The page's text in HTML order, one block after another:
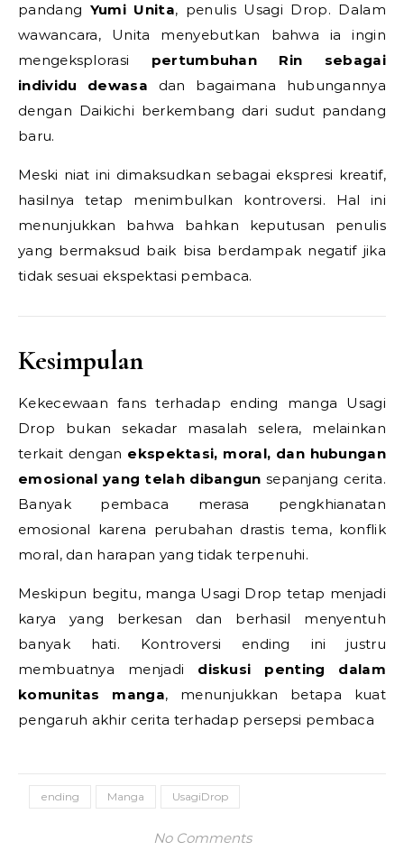
pandang Yumi Unita, penulis Usagi Drop. Dalam
wawancara, Unita menyebutkan bahwa ia ingin
mengeksplorasi pertumbuhan Rin sebagai
individu dewasa dan bagaimana hubungannya
dengan Daikichi berkembang dari sudut pandang
baru.
Meski niat ini dimaksudkan sebagai ekspresi kreatif,
hasilnya tetap menimbulkan kontroversi. Hal ini
menunjukkan bahwa bahkan keputusan penulis
yang bermaksud baik bisa berdampak negatif jika
tidak sesuai ekspektasi pembaca.
Kesimpulan
Kekecewaan fans terhadap ending manga Usagi
Drop bukan sekadar masalah selera, melainkan
terkait dengan ekspektasi, moral, dan hubungan
emosional yang telah dibangun sepanjang cerita.
Banyak pembaca merasa pengkhianatan
emosional karena perubahan drastis tema, konflik
moral, dan harapan yang tidak terpenuhi.
Meskipun begitu, manga Usagi Drop tetap menjadi
karya yang berkesan dan berhasil menyentuh
banyak hati. Kontroversi ending ini justru
membuatnya menjadi diskusi penting dalam
komunitas manga, menunjukkan betapa kuat
pengaruh akhir cerita terhadap persepsi pembaca
ending Manga UsagiDrop
No Comments